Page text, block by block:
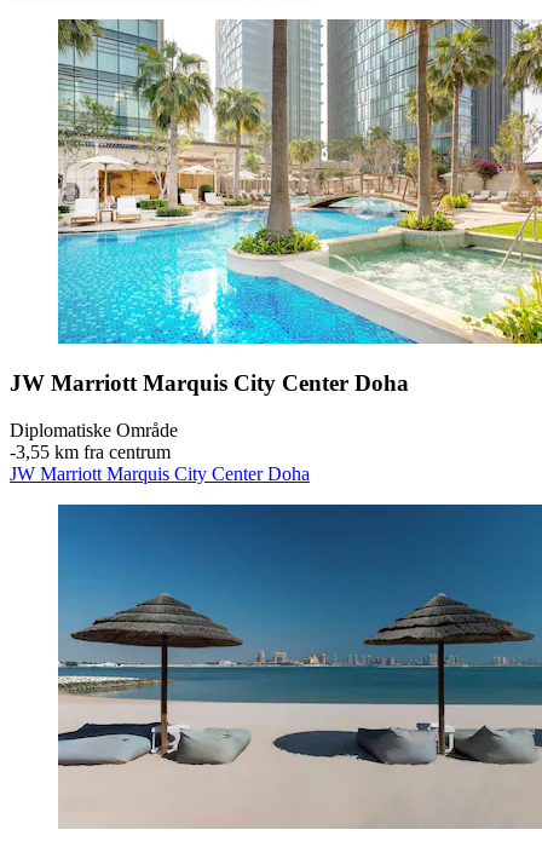
JW Marriott Marquis City Center Doha
Diplomatiske Område
‐3,55 km fra centrum
JW Marriott Marquis City Center Doha